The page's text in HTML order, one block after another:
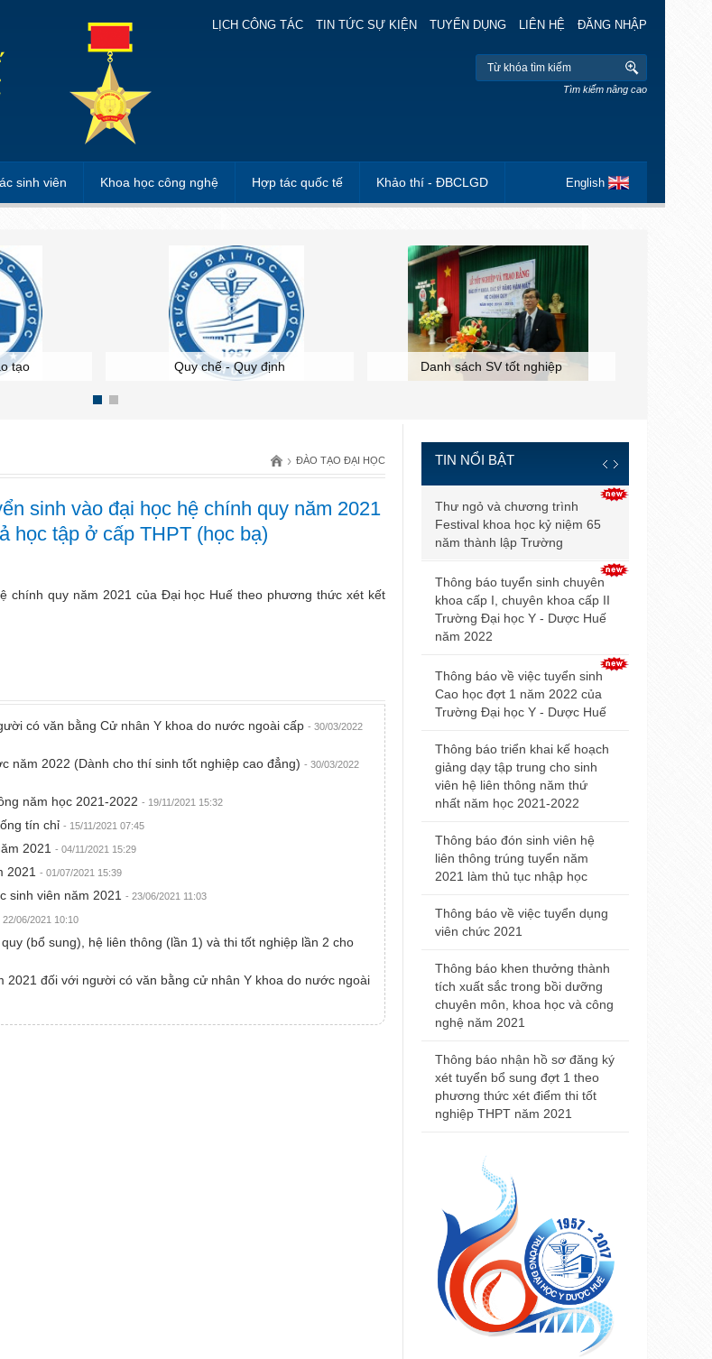
LỊCH CÔNG TÁC TIN TỨC SỰ KIỆN TUYỂN DỤNG LIÊN HỆ ĐĂNG NHẬP
Tìm kiếm nâng cao
sinh viên Khoa học công nghệ Hợp tác quốc tế Khảo thí - ĐBCLGD English
tạo Quy chế - Quy định Danh sách SV tốt nghiệp
› ĐÀO TẠO ĐẠI HỌC
sinh vào đại học hệ chính quy năm 2021
học tập ở cấp THPT (học bạ)
chính quy năm 2021 của Đại học Huế theo phương thức xét kết
có văn bằng Cử nhân Y khoa do nước ngoài cấp - 30/03/2022
năm 2022 (Dành cho thí sinh tốt nghiệp cao đẳng) - 30/03/2022
năm học 2021-2022 - 19/11/2021 15:32
tín chỉ - 15/11/2021 07:45
2021 - 04/11/2021 15:29
2021 - 01/07/2021 15:39
sinh viên năm 2021 - 23/06/2021 11:03
22/06/2021 10:10
(bổ sung), hệ liên thông (lần 1) và thi tốt nghiệp lần 2 cho
đối với người có văn bằng cử nhân Y khoa do nước ngoài
TIN NỔI BẬT
Thư ngỏ và chương trình
Festival khoa học kỷ niệm 65
năm thành lập Trường
Thông báo tuyển sinh chuyên
khoa cấp I, chuyên khoa cấp II
Trường Đại học Y - Dược Huế
năm 2022
Thông báo về việc tuyển sinh
Cao học đợt 1 năm 2022 của
Trường Đại học Y - Dược Huế
Thông báo triển khai kế hoạch
giảng dạy tập trung cho sinh
viên hệ liên thông năm thứ
nhất năm học 2021-2022
Thông báo đón sinh viên hệ
liên thông trúng tuyển năm
2021 làm thủ tục nhập học
Thông báo về việc tuyển dụng
viên chức 2021
Thông báo khen thưởng thành
tích xuất sắc trong bồi dưỡng
chuyên môn, khoa học và công
nghệ năm 2021
Thông báo nhận hồ sơ đăng ký
xét tuyển bổ sung đợt 1 theo
phương thức xét điểm thi tốt
nghiệp THPT năm 2021